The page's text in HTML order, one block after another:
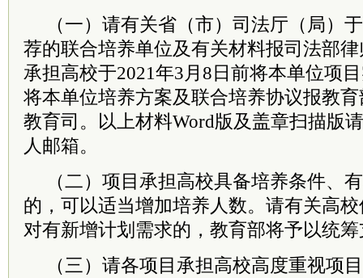
（一）请有关省（市）司法厅（局）
荐的联合培养单位及有关材料报司法部
承担高校于2021年3月8日前将本单位项
将本单位培养方案及联合培养协议报教
教育司。以上材料Word版及盖章扫描版
人邮箱。
（二）项目承担高校具备培养条件、
的，可以适当增加培养人数。请有关高
对有新增计划需求的，教育部将予以统
（三）请各项目承担高校高度重视项